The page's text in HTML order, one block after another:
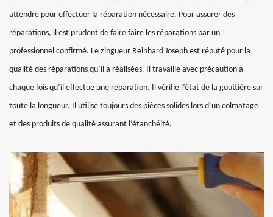
attendre pour effectuer la réparation nécessaire. Pour assurer des
réparations, il est prudent de faire faire les réparations par un
professionnel confirmé. Le zingueur Reinhard Joseph est réputé pour la
qualité des réparations qu’il a réalisées. Il travaille avec précaution à
chaque fois qu’il effectue une réparation. Il vérifie l’état de la gouttière sur
toute la longueur. Il utilise toujours des pièces solides lors d’un colmatage
et des produits de qualité assurant l’étanchéité.